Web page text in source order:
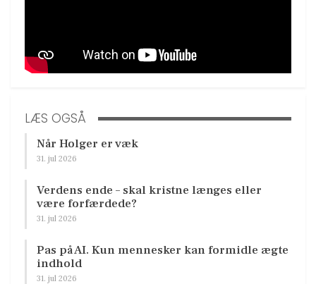
LÆS OGSÅ
Når Holger er væk
31. jul 2026
Verdens ende – skal kristne længes eller
være forfærdede?
31. jul 2026
Pas på AI. Kun mennesker kan formidle ægte
indhold
31. jul 2026